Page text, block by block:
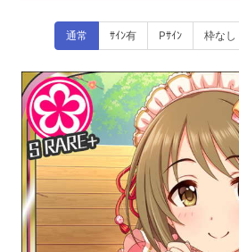
通常 ｻｲﾝ有 Pｻｲﾝ 枠なし